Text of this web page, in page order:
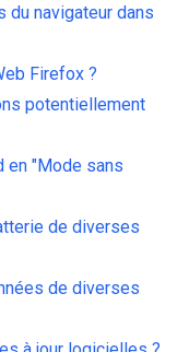
navigateur dans
Firefox ?
potentiellement
en "Mode sans
de diverses
de diverses